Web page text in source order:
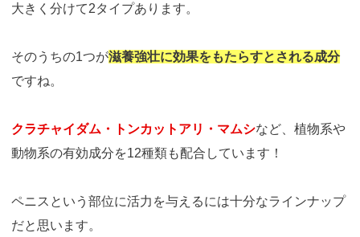
大きく分けて2タイプあります。
そのうちの1つが滋養強壮に効果をもたらすとされる成分
ですね。
クラチャイダム・トンカットアリ・マムシなど、植物系や
動物系の有効成分を12種類も配合しています！
ペニスという部位に活力を与えるには十分なラインナップ
だと思います。